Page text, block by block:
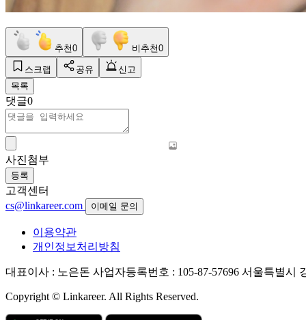
추천0 비추천0
스크랩 공유
신고
목록
댓글0
사진첨부
등록
고객센터
cs@linkareer.com
이메일 문의
이용약관
개인정보처리방침
대표이사 : 노은돈 사업자등록번호 : 105-87-57696 서울특별시
Copyright © Linkareer. All Rights Reserved.